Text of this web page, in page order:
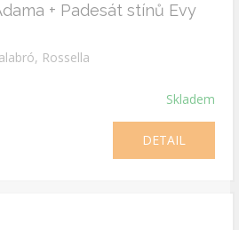
+ Padesát stínů Evy
Rossella
Skladem
DETAIL